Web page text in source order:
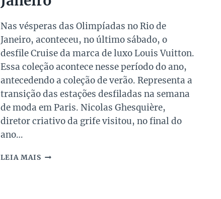
Nas vésperas das Olimpíadas no Rio de
Janeiro, aconteceu, no último sábado, o
desfile Cruise da marca de luxo Louis Vuitton.
Essa coleção acontece nesse período do ano,
antecedendo a coleção de verão. Representa a
transição das estações desfiladas na semana
de moda em Paris. Nicolas Ghesquière,
diretor criativo da grife visitou, no final do
ano…
LEIA MAIS LOUIS